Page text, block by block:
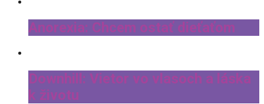
Anorexia: Chcem ostať dieťaťom
Downhill: Vietor vo vlasoch a láska
k životu